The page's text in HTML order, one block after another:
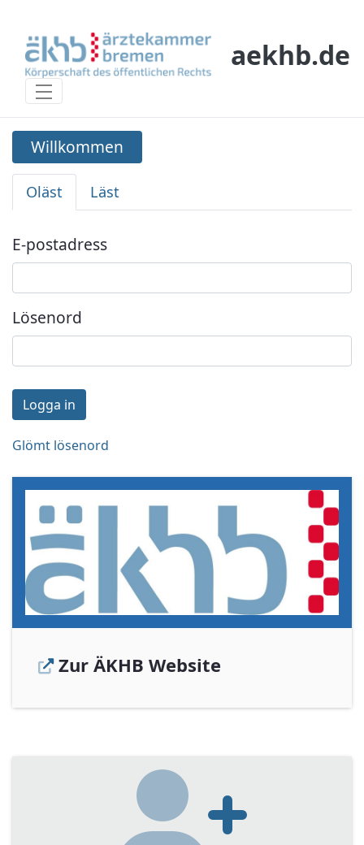
aekhb.de
Willkommen
Willkommen
Oläst Läst
Logga in
E-postadress
Lösenord
Logga in
Glömt lösenord
Zur ÄKHB Website